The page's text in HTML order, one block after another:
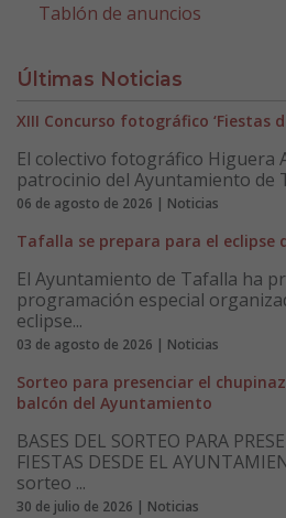
Tablón de anuncios
Últimas Noticias
XIII Concurso fotográfico ‘Fiestas
El colectivo fotográfico Higuera
patrocinio del Ayuntamiento de
06 de agosto de 2026 | Noticias
Tafalla se prepara para el eclipse
El Ayuntamiento de Tafalla ha
programación especial
eclipse...
03 de agosto de 2026 | Noticias
Sorteo para presenciar el
balcón del Ayuntamiento
BASES DEL SORTEO PARA
FIESTAS DESDE EL
sorteo ...
30 de julio de 2026 | Noticias